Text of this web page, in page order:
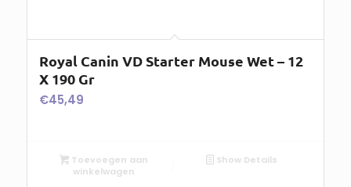
Royal Canin VD Starter Mouse Wet – 12
X 190 Gr
€45,49
Toevoegen aan
winkelwagen
Show Details